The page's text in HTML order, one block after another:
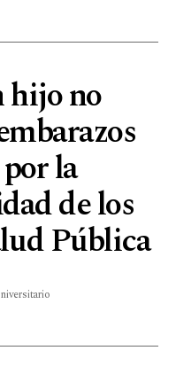
hijo no
la
de los
Pública